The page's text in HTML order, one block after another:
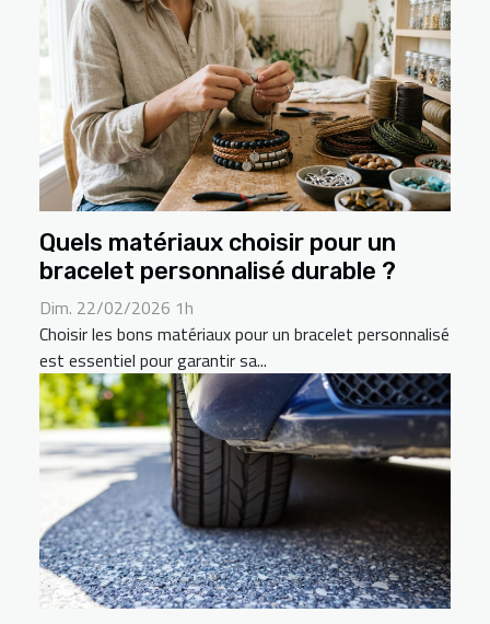
Quels matériaux choisir pour un
bracelet personnalisé durable ?
Dim. 22/02/2026 1h
Choisir les bons matériaux pour un bracelet personnalisé
est essentiel pour garantir sa...